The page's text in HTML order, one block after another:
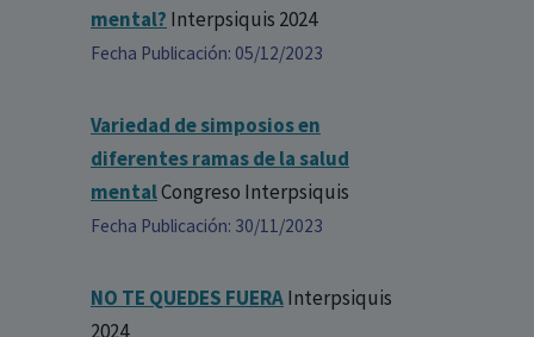
mental? Interpsiquis 2024
Fecha Publicación: 05/12/2023
Variedad de simposios en
diferentes ramas de la salud
mentalCongreso Interpsiquis
Fecha Publicación: 30/11/2023
NO TE QUEDES FUERAInterpsiquis
2024